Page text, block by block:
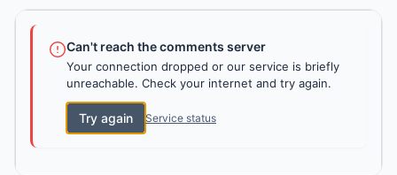
Can't reach the comments server
Your connection dropped or our service is briefly
unreachable. Check your internet and try again.
Try again Service status